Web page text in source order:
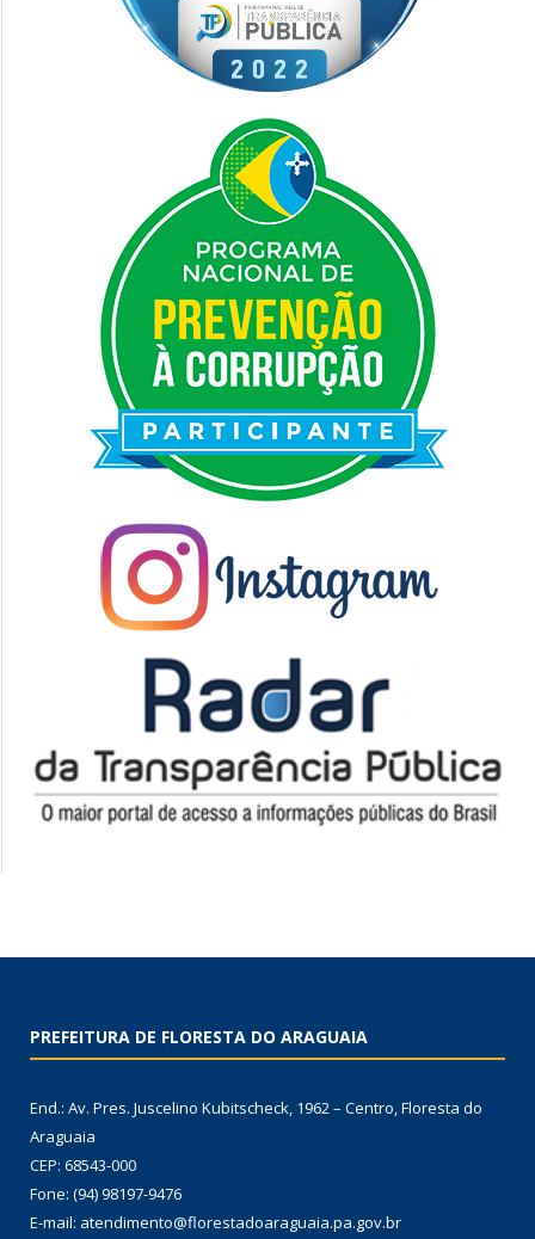
PREFEITURA DE FLORESTA DO ARAGUAIA
End.: Av. Pres. Juscelino Kubitscheck, 1962 – Centro, Floresta do
Araguaia
CEP: 68543-000
Fone: (94) 98197-9476
E-mail: atendimento@florestadoaraguaia.pa.gov.br